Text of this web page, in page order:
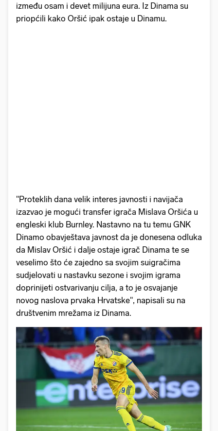
između osam i devet milijuna eura. Iz Dinama su
priopćili kako Oršić ipak ostaje u Dinamu.
"Proteklih dana velik interes javnosti i navijača
izazvao je mogući transfer igrača Mislava Oršića u
engleski klub Burnley. Nastavno na tu temu GNK
Dinamo obavještava javnost da je donesena odluka
da Mislav Oršić i dalje ostaje igrač Dinama te se
veselimo što će zajedno sa svojim suigračima
sudjelovati u nastavku sezone i svojim igrama
doprinijeti ostvarivanju cilja, a to je osvajanje
novog naslova prvaka Hrvatske", napisali su na
društvenim mrežama iz Dinama.